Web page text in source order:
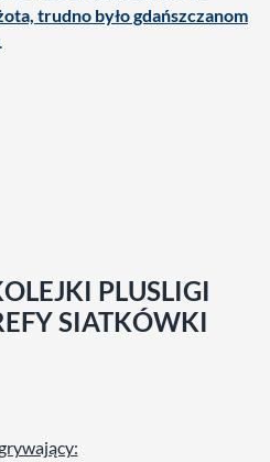
trudno było gdańszczanom
.
PLUSLIGI
SIATKÓWKI